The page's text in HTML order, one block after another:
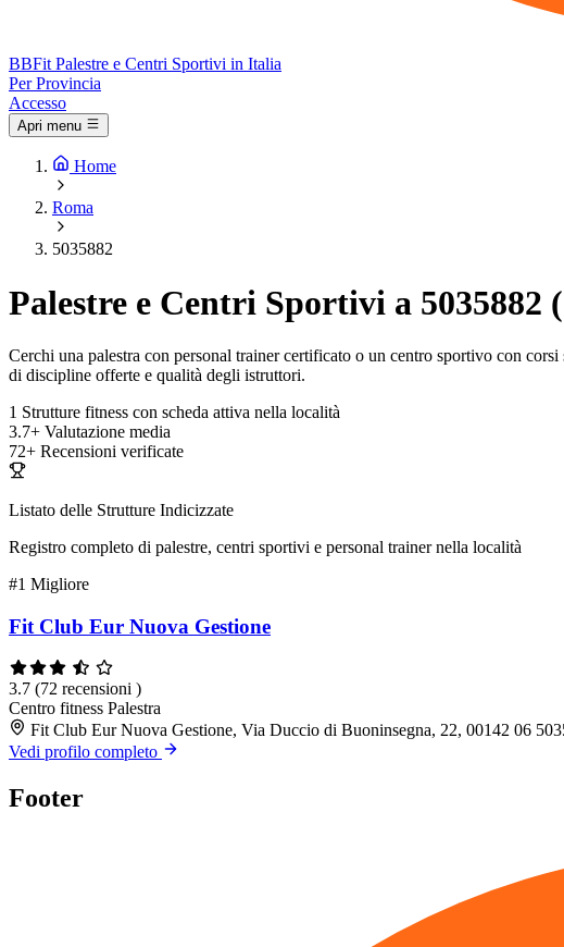
BBFit Palestre e Centri Sportivi in Italia
Per Provincia
Accesso
Apri menu
Home
Roma
5035882
Palestre e Centri Sportivi a 5035882
Cerchi una palestra con personal trainer certificato o un centro sportivo con
di discipline offerte e qualità degli istruttori.
1 Strutture fitness con scheda attiva nella località
3.7+ Valutazione media
72+ Recensioni verificate
Listato delle Strutture Indicizzate
Registro completo di palestre, centri sportivi e personal trainer nella località
#1 Migliore
Fit Club Eur Nuova Gestione
3.7 (72 recensioni )
Centro fitness Palestra
Fit Club Eur Nuova Gestione, Via Duccio di Buoninsegna, 22, 00142 06
Vedi profilo completo
Footer